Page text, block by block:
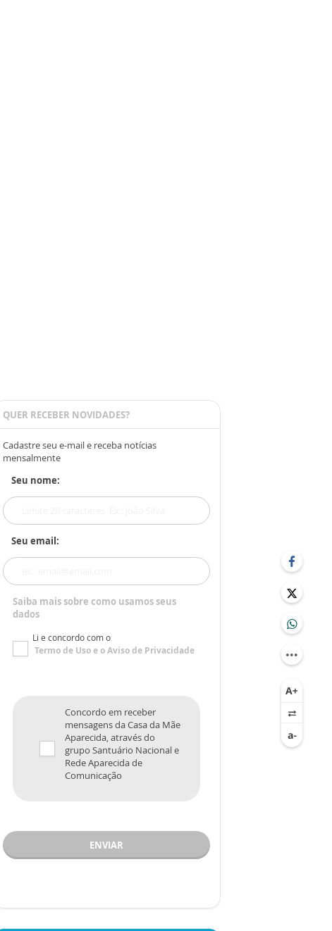
QUER RECEBER NOVIDADES?
Cadastre seu e-mail e receba notícias
mensalmente
Seu nome:
Seu email:
Saiba mais sobre como usamos seus
dados
Li e concordo com o
Termo de Usoe oAviso de Privacidade
Concordo em receber
mensagens da Casa da Mãe
Aparecida, através do
grupo Santuário Nacional e
Rede Aparecida de
Comunicação
ENVIAR